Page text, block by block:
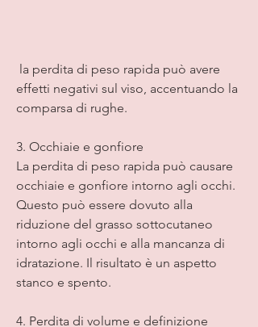
effetti negativi sul viso, accentuando la
comparsa di rughe.
3. Occhiaie e gonfiore
La perdita di peso rapida può causare
occhiaie e gonfiore intorno agli occhi.
Questo può essere dovuto alla
riduzione del grasso sottocutaneo
intorno agli occhi e alla mancanza di
idratazione. Il risultato è un aspetto
stanco e spento.
4. Perdita di volume e definizione